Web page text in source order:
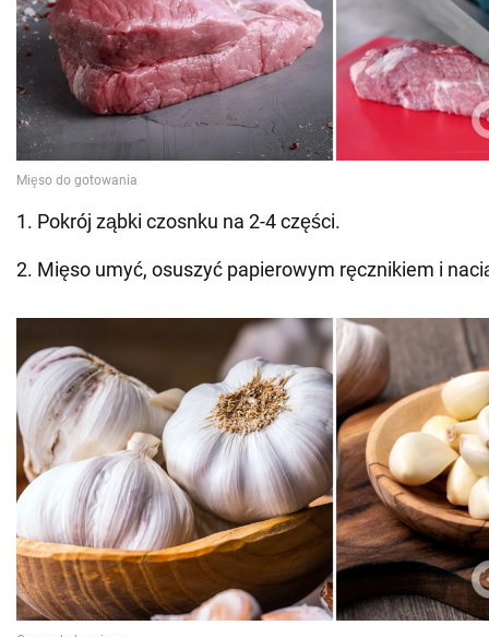
1. Pokrój ząbki czosnku na 2-4 części.
2. Mięso umyć, osuszyć papierowym ręcznikiem i